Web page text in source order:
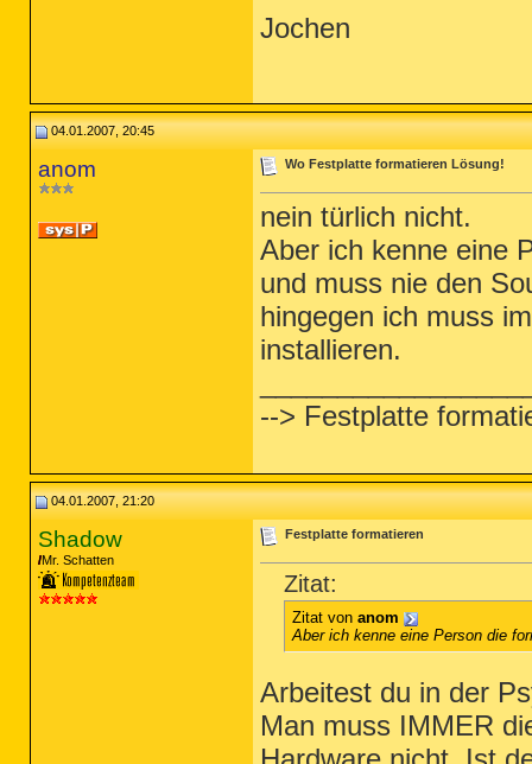
Jochen
04.01.2007, 20:45
anom Wo Festplatte formatieren Lösung!
nein türlich nicht.
Aber ich kenne eine
und muss nie den
hingegen ich muss
installieren.
--> Festplatte
04.01.2007, 21:20
Shadow
Mr. Schatten
Festplatte formatieren
Zitat:
Zitat von anom
Aber ich kenne eine Person die
Arbeitest du in der
Man muss IMMER